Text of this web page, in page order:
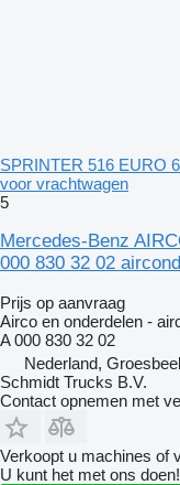
SPRINTER 516 EURO
voor vrachtwagen
5
Mercedes-Benz
000 830 32 02
Prijs op aanvraag
Airco en onderdelen -
A 000 830 32 02
Nederland,
Schmidt Trucks B.V.
Contact opnemen met
Verkoopt u machines of
U kunt het met ons doen!